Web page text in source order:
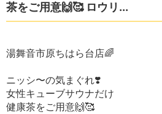
茶をご用意🙌🥰 ロウリ...
湯舞音市原ちはら台店🌈
ニッシ〜の気まぐれ❣️
女性キューブサウナだけ
健康茶をご用意🙌🥰